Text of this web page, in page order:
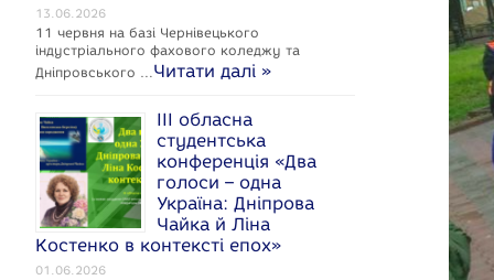
13.06.2026
11 червня на базі Чернівецького
індустріального фахового коледжу та
Дніпровського …Читати далі »
ІІІ обласна
студентська
конференція «Два
голоси – одна
Україна: Дніпрова
Чайка й Ліна
Костенко в контексті епох»
01.06.2026